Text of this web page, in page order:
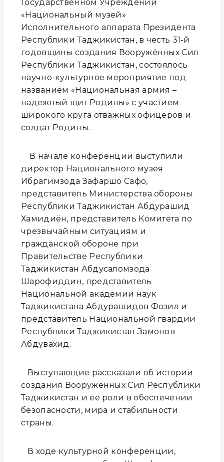
Государственном Учреждении
«Национальный музей»
Исполнительного аппарата Президента
Республики Таджикистан, в честь 31-й
годовщины создания Вооружённых Сил
Республики Таджикистан, состоялось
научно-культурное мероприятие под
названием «Национальная армия –
надежный щит Родины» с участием
широкого круга отважных офицеров и
солдат Родины.
В начале конференции выступили
директор Национального музея
Ибрагимзода Зафаршо Сафо,
представитель Министерства обороны
Республики Таджикистан Абдурашид
Хамидиён, представитель Комитета по
чрезвычайным ситуациям и
гражданской обороне при
Правительстве Республики
Таджикистан Абдусаломзода
Шарофиддин, представитель
Национальной академии наук
Таджикистана Абдурашидов Фозил и
представитель Национальной гвардии
Республики Таджикистан Замонов
Абдувахид.
Выступающие рассказали об истории
создания Вооруженных Сил Республики
Таджикистан и ее роли в обеспечении
безопасности, мира и стабильности
страны.
В ходе культурной конференции,